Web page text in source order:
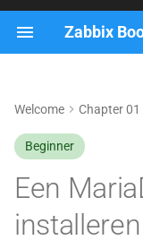
Zabbix
k
e
n
MariaDB-server en -
installeren vanuit
leverancier van het
besturingssysteem
Welcome Chapter
Beginner
Een
installeren